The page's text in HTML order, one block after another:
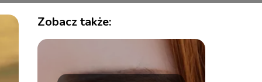
Zobacz także: